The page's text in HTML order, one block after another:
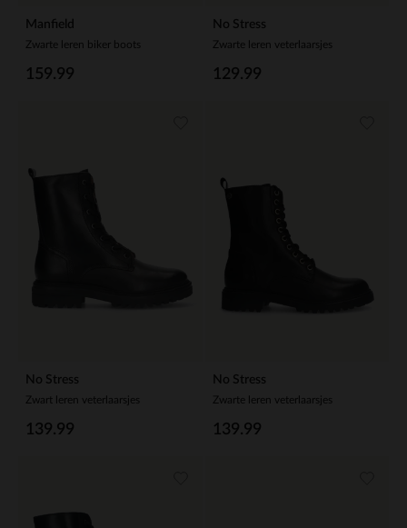
Manfield
Zwarte leren biker boots
159.99
No Stress
Zwarte leren veterlaarsjes
129.99
No Stress
Zwart leren veterlaarsjes
139.99
No Stress
Zwarte leren veterlaarsjes
139.99